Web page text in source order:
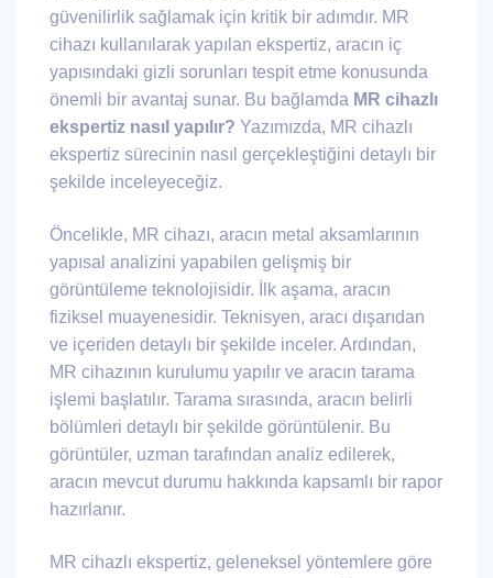
güvenilirlik sağlamak için kritik bir adımdır. MR
cihazı kullanılarak yapılan ekspertiz, aracın iç
yapısındaki gizli sorunları tespit etme konusunda
önemli bir avantaj sunar. Bu bağlamda MR cihazlı
ekspertiz nasıl yapılır? Yazımızda, MR cihazlı
ekspertiz sürecinin nasıl gerçekleştiğini detaylı bir
şekilde inceleyeceğiz.
Öncelikle, MR cihazı, aracın metal aksamlarının
yapısal analizini yapabilen gelişmiş bir
görüntüleme teknolojisidir. İlk aşama, aracın
fiziksel muayenesidir. Teknisyen, aracı dışarıdan
ve içeriden detaylı bir şekilde inceler. Ardından,
MR cihazının kurulumu yapılır ve aracın tarama
işlemi başlatılır. Tarama sırasında, aracın belirli
bölümleri detaylı bir şekilde görüntülenir. Bu
görüntüler, uzman tarafından analiz edilerek,
aracın mevcut durumu hakkında kapsamlı bir rapor
hazırlanır.
MR cihazlı ekspertiz, geleneksel yöntemlere göre